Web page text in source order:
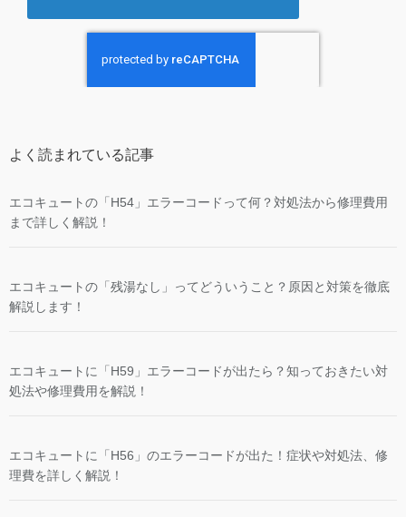
よく読まれている記事
エコキュートの「H54」エラーコードって何？対処法から修理費用
まで詳しく解説！
エコキュートの「残湯なし」ってどういうこと？原因と対策を徹底
解説します！
エコキュートに「H59」エラーコードが出たら？知っておきたい対
処法や修理費用を解説！
エコキュートに「H56」のエラーコードが出た！症状や対処法、修
理費を詳しく解説！